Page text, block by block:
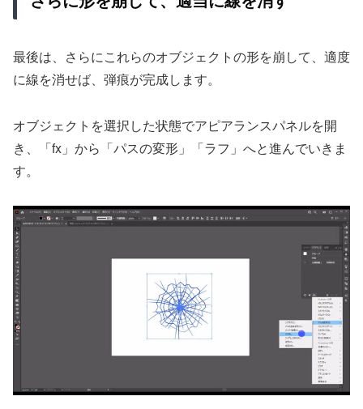
最後は、さらにこれらのオブジェクトの形を崩して、適度
に線を消せば、弾痕が完成します。
オブジェクトを選択した状態でアピアランスパネルを開
き、「fx」から「パスの変形」「ラフ」へと進んでいきま
す。